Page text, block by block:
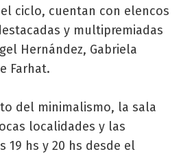
ciclo, cuentan con elencos
y multipremiadas
Hernández, Gabriela
Farhat.
del minimalismo, la sala
localidades y las
19 hs y 20 hs desde el